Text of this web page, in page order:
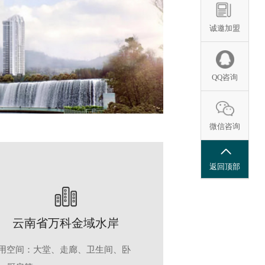
诚邀加盟
QQ咨询
微信咨询
返回顶部
云南省万科金域水岸
空间：大堂、走廊、卫生间、卧